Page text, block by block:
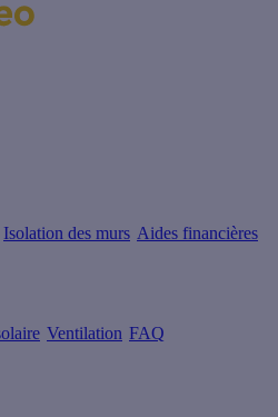
Isolation des murs Aides financières
Ventilation FAQ